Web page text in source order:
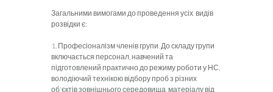
Загальними вимогами до проведення усіх видів
розвідки є:
1. Професіоналізм членів групи. До складу групи
включається персонал, навчений та
підготовлений практично до режиму роботи у НС,
володіючий технікою відбору проб з різних
об'єктів зовнішнього середовища, матеріалу від